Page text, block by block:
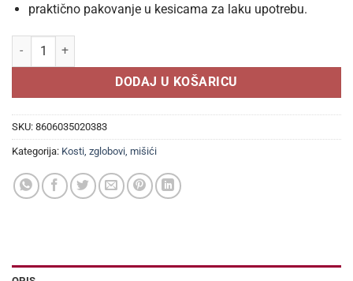
praktično pakovanje u kesicama za laku upotrebu.
KALCIT D 30 KESICA PODRŠKA ZA ZDRAVE KOSTI, MIŠIĆE I
DODAJ U KOŠARICU
SKU: 8606035020383
Kategorija: Kosti, zglobovi, mišići